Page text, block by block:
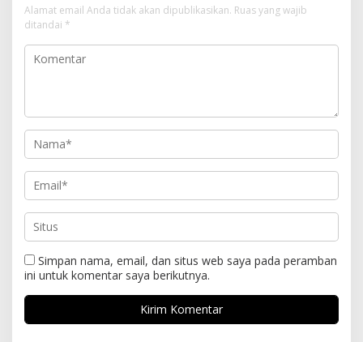
Alamat email Anda tidak akan dipublikasikan. Ruas yang wajib
ditandai *
Simpan nama, email, dan situs web saya pada peramban
ini untuk komentar saya berikutnya.